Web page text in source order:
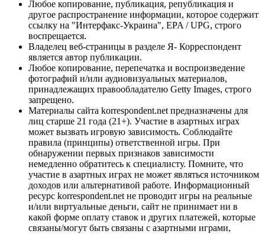
Любое копирование, публикация, републикация и
другое распространение информации, которое содержит
ссылку на "Интерфакс-Украина", EPA / UPG, строго
воспрещается.
Владелец веб-страницы в разделе Я- Корреспондент
является автор публикации.
Любое копирование, перепечатка и воспроизведение
фотографий и/или аудиовизуальных материалов,
принадлежащих правообладателю Getty Images, строго
запрещено.
Материалы сайта korrespondent.net предназначены для
лиц старше 21 года (21+). Участие в азартных играх
может вызвать игровую зависимость. Соблюдайте
правила (принципы) ответственной игры. При
обнаружении первых признаков зависимости
немедленно обратитесь к специалисту. Помните, что
участие в азартных играх не может являться источником
доходов или альтернативой работе. Информационный
ресурс korrespondent.net не проводит игры на реальные
и/или виртуальные деньги, сайт не принимает ни в
какой форме оплату ставок и других платежей, которые
связаны/могут быть связаны с азартными играми,